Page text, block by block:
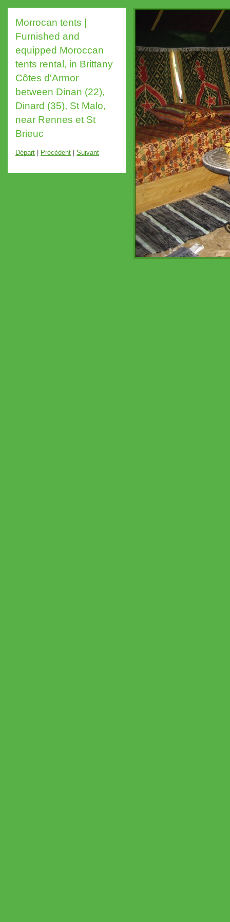
Morrocan tents |
Furnished and
equipped Moroccan
tents rental, in Brittany
Côtes d'Armor
between Dinan (22),
Dinard (35), St Malo,
near Rennes et St
Brieuc
Départ Précédent Suivant